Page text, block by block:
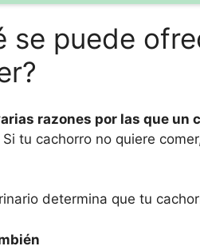
se puede
razones por las que un
tu cachorro no quiere
determina que tu